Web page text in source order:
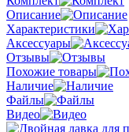
Описание
Характеристики
Аксессуары
Отзывы
Похожие товары
Наличие
Файлы
Видео